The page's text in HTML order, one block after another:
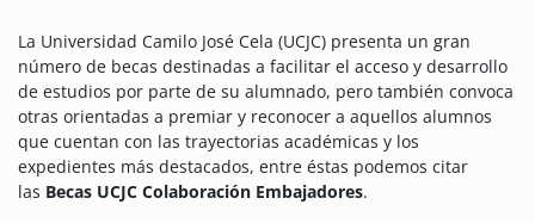
La Universidad Camilo José Cela (UCJC) presenta un gran
número de becas destinadas a facilitar el acceso y desarrollo
de estudios por parte de su alumnado, pero también convoca
otras orientadas a premiar y reconocer a aquellos alumnos
que cuentan con las trayectorias académicas y los
expedientes más destacados, entre éstas podemos citar
las Becas UCJC Colaboración Embajadores.